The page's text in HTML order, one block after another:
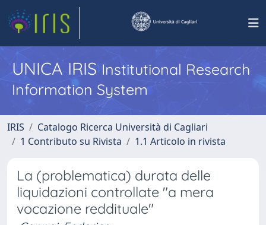
UNICA IRISInstitutional Research
Information System
IRIS
Catalogo Ricerca Università di Cagliari
1 Contributo su Rivista
1.1 Articolo in rivista
La (problematica) durata delle
liquidazioni controllate "a mera
vocazione reddituale"